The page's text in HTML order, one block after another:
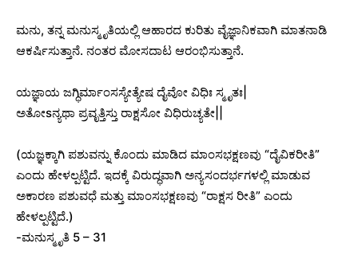
ಮನು, ತನ್ನ ಮನುಸ್ಮೃತಿಯಲ್ಲಿ ಆಹಾರದ ಕುರಿತು ವೈಜ್ಞಾನಿಕವಾಗಿ ಮಾತನಾಡಿ
ಆಕರ್ಷಿಸುತ್ತಾನೆ. ನಂತರ ಮೋಸದಾಟ ಆರಂಭಿಸುತ್ತಾನೆ.
ಯಜ್ಞಾಯ ಜಗ್ಧಿರ್ಮಾಂಸಸ್ಯೇತ್ಯೇಷ ದೈವೋ ವಿಧಿಃ ಸ್ಮೃತಃ|
ಅತೋsನ್ಯಥಾ ಪ್ರವೃತ್ತಿಸ್ತು ರಾಕ್ಷಸೋ ವಿಧಿರುಚ್ಯತೇ||
(ಯಜ್ಞಕ್ಕಾಗಿ ಪಶುವನ್ನು ಕೊಂದು ಮಾಡಿದ ಮಾಂಸಭಕ್ಷಣವು “ದೈವಿಕರೀತಿ”
ಎಂದು ಹೇಳಲ್ಪಟ್ಟಿದೆ. ಇದಕ್ಕೆ ವಿರುದ್ಧವಾಗಿ ಅನ್ಯಸಂದರ್ಭಗಳಲ್ಲಿ ಮಾಡುವ
ಅಕಾರಣ ಪಶುವಧೆ ಮತ್ತು ಮಾಂಸಭಕ್ಷಣವು “ರಾಕ್ಷಸ ರೀತಿ” ಎಂದು
ಹೇಳಲ್ಪಟ್ಟಿದೆ.)
-ಮನುಸ್ಮೃತಿ 5 – 31